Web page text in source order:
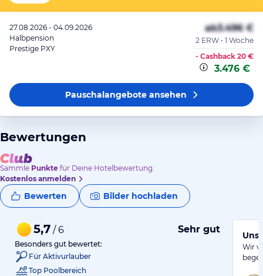
27.08.2026 - 04.09.2026
Halbpension
Prestige PXY
ab3.496 €
2 ERW • 1 Woche
- Cashback 20 €
3.476 €
Pauschalangeboteansehen
Bewertungen
Sammle Punkte für Deine Hotelbewertung.
Kostenlos anmelden
Bewerten Bilder hochladen
5,7 / 6 Sehr gut
Besonders gut bewertet:
Für Aktivurlauber
Top Poolbereich
Wir